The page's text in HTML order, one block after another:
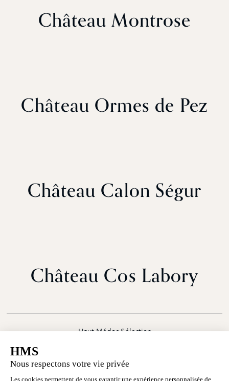
Château Montrose
Château Ormes de Pez
Château Calon Ségur
Château Cos Labory
Haut Médoc Sélection
contact@hmsbordeaux.com